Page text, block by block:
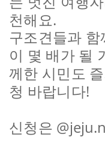
천해요.
구조견들과
이 몇 배가 될
께한 시민도
청 바랍니다!
신청은